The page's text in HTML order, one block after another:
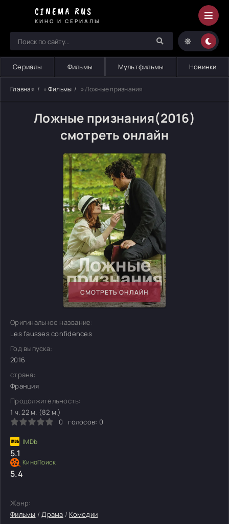
CINEMA RUS
КИНО И СЕРИАЛЫ
Сериалы Фильмы Мультфильмы Новинки
Главная » Фильмы » Ложные признания
Ложные признания(2016)
смотреть онлайн
СМОТРЕТЬ ОНЛАЙН
Оригинальное название:
Les fausses confidences
Год выпуска:
2016
страна:
Франция
Продолжительность:
1 ч. 22 м. (82 м.)
0
голосов: 0
5.1
5.4
Жанр:
Фильмы /Драма / Комедии